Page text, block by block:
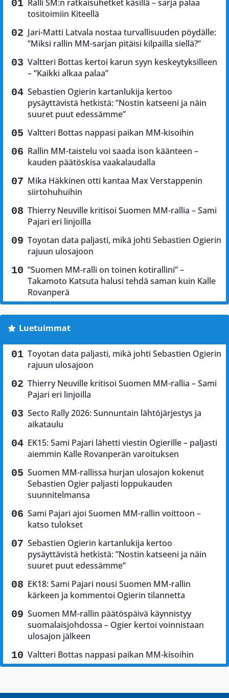
Ralli SM:n ratkaisuhetket käsillä – sarja palaa
tositoimiin Kiteellä
Jari-Matti Latvala nostaa turvallisuuden pöydälle:
”Miksi rallin MM-sarjan pitäisi kilpailla siellä?”
Valtteri Bottas kertoi karun syyn keskeytyksilleen
– ”Kaikki alkaa palaa”
Sebastien Ogierin kartanlukija kertoo
pysäyttävistä hetkistä: ”Nostin katseeni ja näin
suuret puut edessämme”
Valtteri Bottas nappasi paikan MM-kisoihin
Rallin MM-taistelu voi saada ison käänteen –
kauden päätöskisa vaakalaudalla
Mika Häkkinen otti kantaa Max Verstappenin
siirtohuhuihin
Thierry Neuville kritisoi Suomen MM-rallia – Sami
Pajari eri linjoilla
Toyotan data paljasti, mikä johti Sebastien Ogierin
rajuun ulosajoon
”Suomen MM-ralli on toinen kotirallini” –
Takamoto Katsuta halusi tehdä saman kuin Kalle
Rovanperä
Luetuimmat
Toyotan data paljasti, mikä johti Sebastien Ogierin
rajuun ulosajoon
Thierry Neuville kritisoi Suomen MM-rallia – Sami
Pajari eri linjoilla
Secto Rally 2026: Sunnuntain lähtöjärjestys ja
aikataulu
EK15: Sami Pajari lähetti viestin Ogierille – paljasti
aiemmin Kalle Rovanperän varoituksen
Suomen MM-rallissa hurjan ulosajon kokenut
Sebastien Ogier paljasti loppukauden
suunnitelmansa
Sami Pajari ajoi Suomen MM-rallin voittoon –
katso tulokset
Sebastien Ogierin kartanlukija kertoo
pysäyttävistä hetkistä: ”Nostin katseeni ja näin
suuret puut edessämme”
EK18: Sami Pajari nousi Suomen MM-rallin
kärkeen ja kommentoi Ogierin tilannetta
Suomen MM-rallin päätöspäivä käynnistyy
suomalaisjohdossa – Ogier kertoi voinnistaan
ulosajon jälkeen
Valtteri Bottas nappasi paikan MM-kisoihin